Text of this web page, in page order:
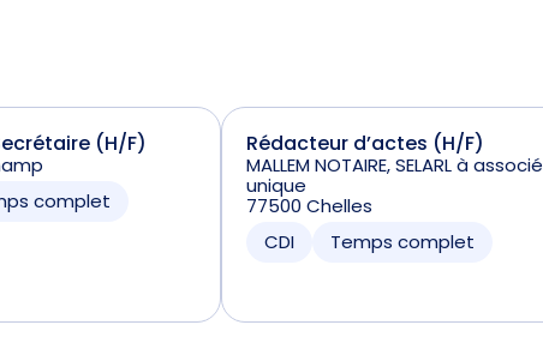
(H/F)
complet
Rédacteur d’actes (H/F)
MALLEM NOTAIRE, SELARL à associé
unique
77500 Chelles
CDI
Temps complet